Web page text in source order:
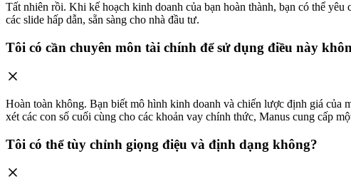
Tất nhiên rồi. Khi kế hoạch kinh doanh của bạn hoàn thành, bạn có thể yêu
các slide hấp dẫn, sẵn sàng cho nhà đầu tư.
Tôi có cần chuyên môn tài chính để sử dụng điều này
Hoàn toàn không. Bạn biết mô hình kinh doanh và chiến lược định giá của
xét các con số cuối cùng cho các khoản vay chính thức, Manus cung cấp
Tôi có thể tùy chỉnh giọng điệu và định dạng không?